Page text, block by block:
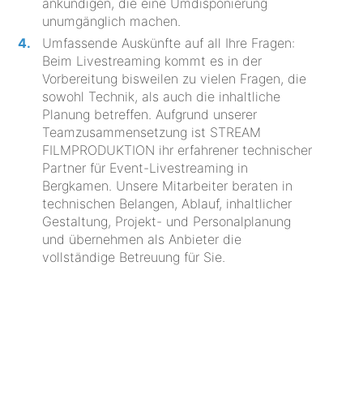
ankündigen, die eine Umdisponierung
unumgänglich machen.
Umfassende Auskünfte auf all Ihre Fragen:
Beim Livestreaming kommt es in der
Vorbereitung bisweilen zu vielen Fragen, die
sowohl Technik, als auch die inhaltliche
Planung betreffen. Aufgrund unserer
Teamzusammensetzung ist STREAM
FILMPRODUKTION ihr erfahrener technischer
Partner für Event-Livestreaming in
Bergkamen. Unsere Mitarbeiter beraten in
technischen Belangen, Ablauf, inhaltlicher
Gestaltung, Projekt- und Personalplanung
und übernehmen als Anbieter die
vollständige Betreuung für Sie.